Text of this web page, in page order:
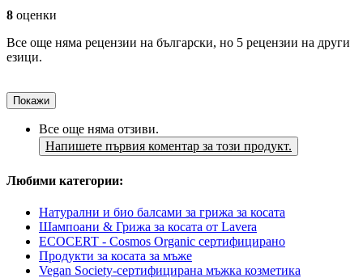
8 оценки
Все още няма рецензии на български, но 5 рецензии на други
езици.
Покажи
Все още няма отзиви.
Напишете първия коментар за този продукт.
Любими категории:
Натурални и био балсами за грижа за косата
Шампоани & Грижа за косата от Lavera
ECOCERT - Cosmos Organic сертифициранo
Продукти за косата за мъже
Vegan Society-сертифицирана мъжка козметика